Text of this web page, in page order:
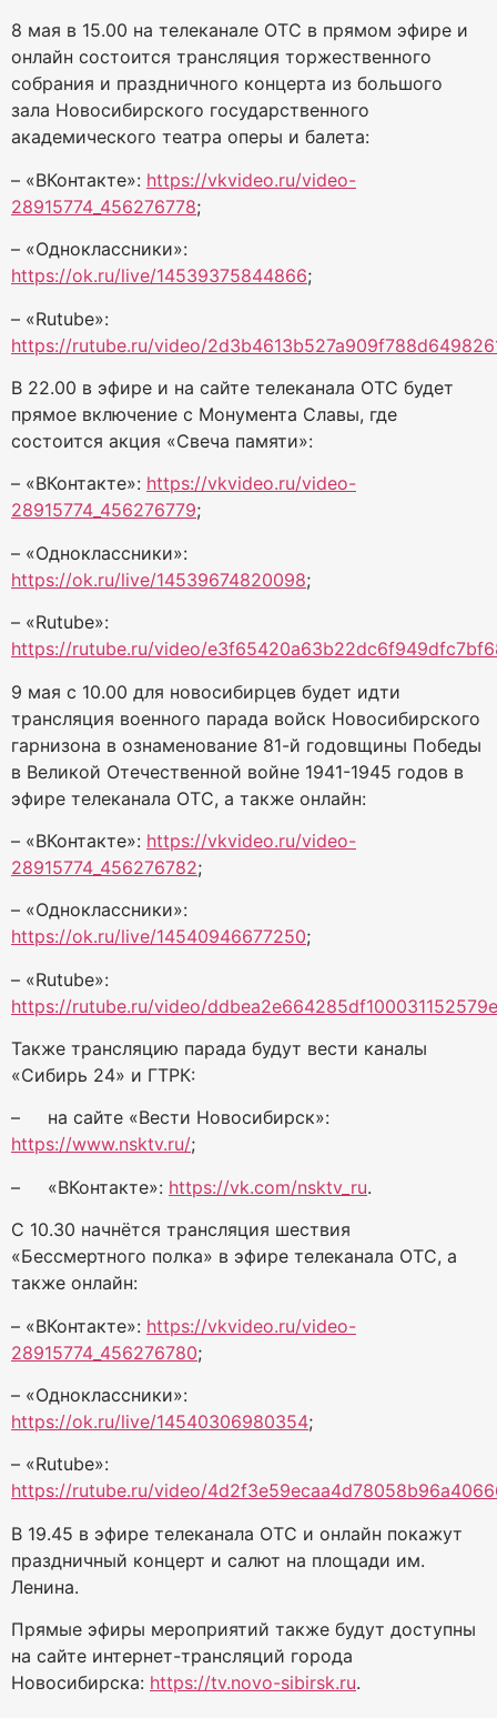
8 мая в 15.00 на телеканале ОТС в прямом эфире и
онлайн состоится трансляция торжественного
собрания и праздничного концерта из большого
зала Новосибирского государственного
академического театра оперы и балета:
– «ВКонтакте»: https://vkvideo.ru/video-
28915774_456276778;
– «Одноклассники»:
https://ok.ru/live/14539375844866;
– «Rutube»:
https://rutube.ru/video/
В 22.00 в эфире и на сайте телеканала ОТС будет
прямое включение с Монумента Славы, где
состоится акция «Свеча памяти»:
– «ВКонтакте»: https://vkvideo.ru/video-
28915774_456276779;
– «Одноклассники»:
https://ok.ru/live/14539674820098;
– «Rutube»:
https://rutube.ru/video/
9 мая с 10.00 для новосибирцев будет идти
трансляция военного парада войск Новосибирского
гарнизона в ознаменование 81-й годовщины Победы
в Великой Отечественной войне 1941-1945 годов в
эфире телеканала ОТС, а также онлайн:
– «ВКонтакте»: https://vkvideo.ru/video-
28915774_456276782;
– «Одноклассники»:
https://ok.ru/live/14540946677250;
– «Rutube»:
https://rutube.ru/video/
Также трансляцию парада будут вести каналы
«Сибирь 24» и ГТРК:
– на сайте «Вести Новосибирск»:
https://www.nsktv.ru/;
– «ВКонтакте»: https://vk.com/nsktv_ru.
С 10.30 начнётся трансляция шествия
«Бессмертного полка» в эфире телеканала ОТС, а
также онлайн:
– «ВКонтакте»: https://vkvideo.ru/video-
28915774_456276780;
– «Одноклассники»:
https://ok.ru/live/14540306980354;
– «Rutube»:
https://rutube.ru/video/
В 19.45 в эфире телеканала ОТС и онлайн покажут
праздничный концерт и салют на площади им.
Ленина.
Прямые эфиры мероприятий также будут доступны
на сайте интернет-трансляций города
Новосибирска: https://tv.novo-sibirsk.ru.